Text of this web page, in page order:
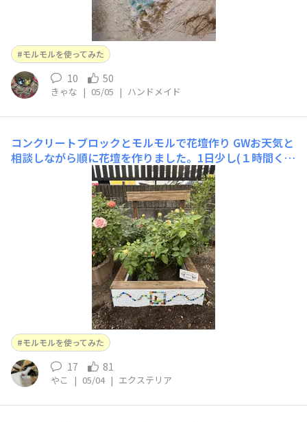
モルモルを使ってみた
10 50
きゃな | 05/05 | ハンドメイド
コンクリートブロックとモルモルで花壇作り GWお天気と
相談しながら順に花壇を作りました。1日少し(１時間くら
い？！)ずつ進めていきました。もともとこの場所は砂利
が敷き詰めてあった子ども達の自転車置き場。巣立ってい
ったので今は私の植木鉢他のお花のスペースになっていま
す。ミニバラ🌹を地植えにしたら大きく育ってくれて大輪
を咲かせてくれる様になりま
モルモルを使ってみた
17 81
やこ | 05/04 | エクステリア